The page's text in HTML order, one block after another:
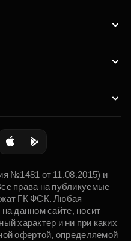
№1481 от 11.08.2015) и
права на публикуемые
ГК ФСК. Любая
данном сайте, носит
характер и ни при каких
офертой, определяемой